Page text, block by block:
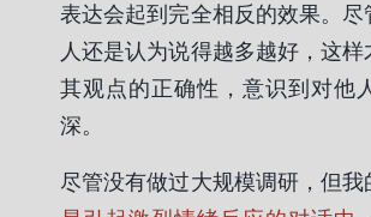
表达会起到完全相反的效果。尽
人还是认为说得越多越好，这样
其观点的正确性，意识到对他
深。
尽管没有做过大规模调研，但我